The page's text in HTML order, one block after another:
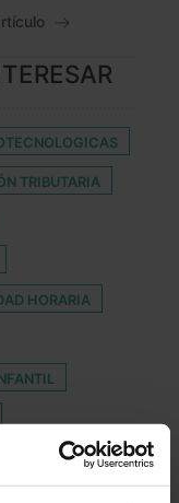
TRIBUTARIA
HORARIA